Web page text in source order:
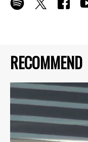
RECOMMEND